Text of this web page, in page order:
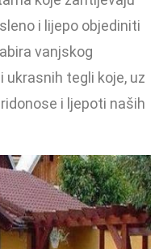
i lijepo objediniti
vanjskog
ukrasnih tegli koje, uz
i ljepoti naših